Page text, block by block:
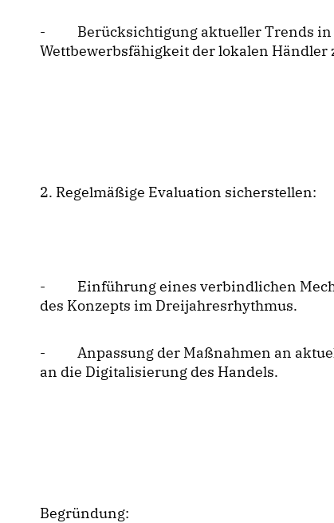
- Berücksichtigung aktueller Trends in
Wettbewerbsfähigkeit der lokalen Händler
2. Regelmäßige Evaluation sicherstellen:
- Einführung eines verbindlichen
des Konzepts im Dreijahresrhythmus.
- Anpassung der Maßnahmen an
an die Digitalisierung des Handels.
Begründung: